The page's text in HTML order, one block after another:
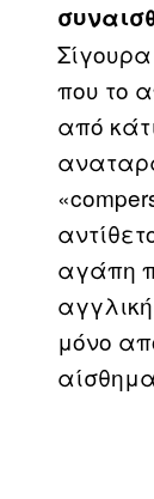
που το
από
αγάπη
μόνο